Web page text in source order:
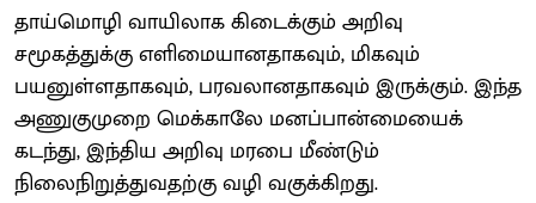
தாய்மொழி வாயிலாக கிடைக்கும் அறிவு
சமூகத்துக்கு எளிமையானதாகவும், மிகவும்
பயனுள்ளதாகவும், பரவலானதாகவும் இருக்கும். இந்த
அணுகுமுறை மெக்காலே மனப்பான்மையைக்
கடந்து, இந்திய அறிவு மரபை மீண்டும்
நிலைநிறுத்துவதற்கு வழி வகுக்கிறது.